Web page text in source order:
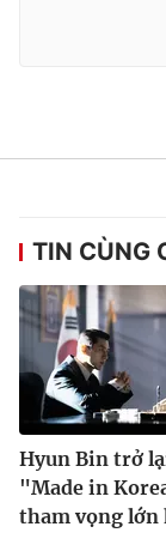
TIN CÙNG
Hyun Bin trở
"Made in
tham vọng lớn